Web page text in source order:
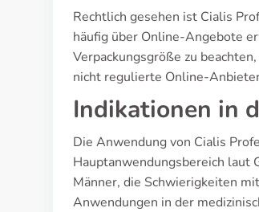
Rechtlich gesehen ist Cialis
häufig über Online-Angebote
Verpackungsgröße zu
nicht regulierte Online-
Indikationen in
Die Anwendung von Cialis
Hauptanwendungsbereich laut
Männer, die Schwierigkeiten
Anwendungen in der